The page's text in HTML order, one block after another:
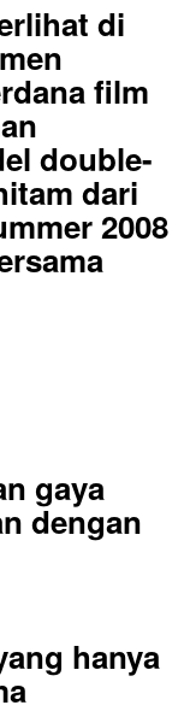
di
film
double-
dari
2008
gaya
dengan
hanya